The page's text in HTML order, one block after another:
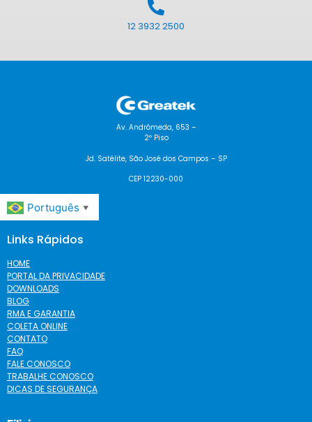
12 3932 2500
Av. Andrômeda, 653 –
2º Piso
Jd. Satélite, São José dos Campos – SP
CEP 12230-000
Português ▼
Links Rápidos
HOME
PORTAL DA PRIVACIDADE
DOWNLOADS
BLOG
RMA E GARANTIA
COLETA ONLINE
CONTATO
FAQ
FALE CONOSCO
TRABALHE CONOSCO
DICAS DE SEGURANÇA